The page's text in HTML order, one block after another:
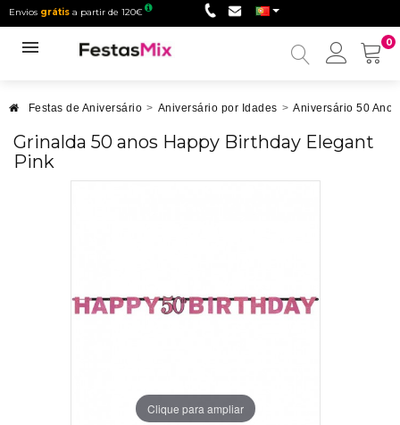
Envios grátis a partir de 120€
0
Minha
Festas de Aniversário > Aniversário por Idades > Aniversário 50 Anos
Grinalda 50 anos Happy Birthday Elegant
Pink
Clique para ampliar